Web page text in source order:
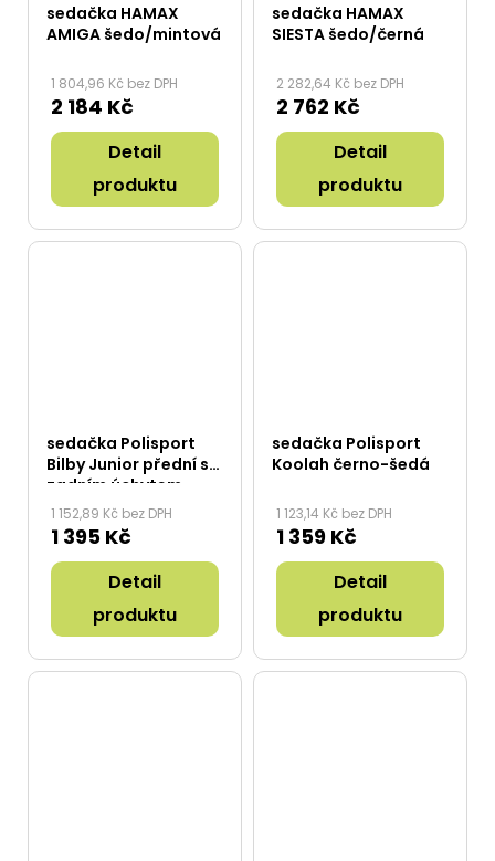
sedačka HAMAX
AMIGA šedo/mintová
1 804,96 Kč bez DPH
2 184 Kč
Detail
produktu
sedačka HAMAX
SIESTA šedo/černá
2 282,64 Kč bez DPH
2 762 Kč
Detail
produktu
sedačka Polisport
Bilby Junior přední se
zadním úchytem
krémově-hnědá
1 152,89 Kč bez DPH
1 395 Kč
Detail
produktu
sedačka Polisport
Koolah černo-šedá
1 123,14 Kč bez DPH
1 359 Kč
Detail
produktu